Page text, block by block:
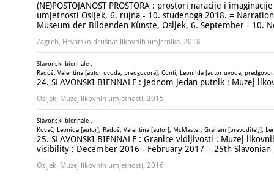
(NE)POSTOJANOST PROSTORA : prostori naracije i
umjetnosti Osijek, 6. rujna - 10. studenoga 2018. =
Museum der Bildenden Künste, Osijek, 6. September - 10.
Zagreb, Hrvatsko društvo likovnih umjetnika, 2018
Slavonski biennale ,
Radoš, Valentina [autor uvoda, predgovora]; Conti, Leonilda [autor uvoda,
24. SLAVONSKI BIENNALE : Jednom jedan putnik : Muzej
Osijek, Muzej likovnih umjetnosti, 2015
Slavonski biennale ,
Kovač, Leonida [autor]; Radoš, Valentina [autor]; McMaster, Graham [prevoditelj];
25. SLAVONSKI BIENNALE : Granice vidljivosti : Muzej
visibility : December 2016 - February 2017 = 25th Slavonian
Osijek, Muzej likovnih umjetnosti, 2016